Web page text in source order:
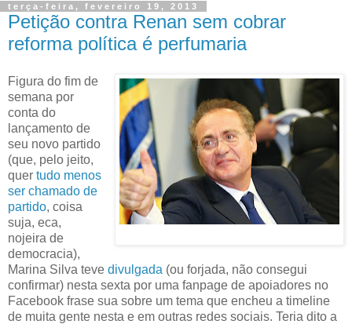
terça-feira, fevereiro 19, 2013
Petição contra Renan sem cobrar
reforma política é perfumaria
Figura do fim de
semana por
conta do
lançamento de
seu novo partido
(que, pelo jeito,
quer tudo menos
ser chamado de
partido, coisa
suja, eca,
nojeira de
democracia),
Marina Silva teve divulgada (ou forjada, não consegui
confirmar) nesta sexta por uma fanpage de apoiadores no
Facebook frase sua sobre um tema que encheu a timeline
de muita gente nesta e em outras redes sociais. ‎Teria dito a